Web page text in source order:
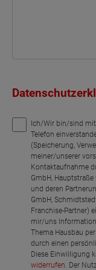
Ich/Wir bin/sind mit
Telefon
(Speicherung,
meiner/unserer
Kontaktaufnahme
GmbH,
und deren
GmbH,
Franchise-Partner)
mir/uns
Thema Hausbau
durch einen
Diese Einwilligung
widerrufen . Der